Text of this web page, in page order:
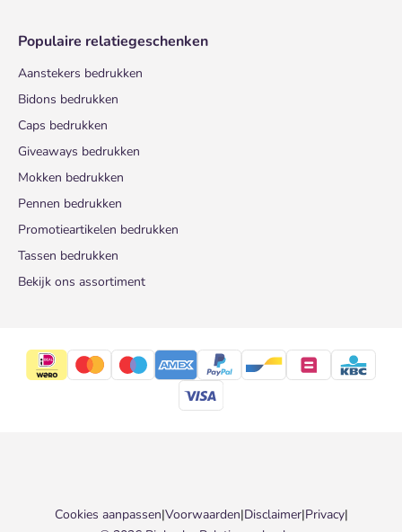
Populaire relatiegeschenken
Aanstekers bedrukken
Bidons bedrukken
Caps bedrukken
Giveaways bedrukken
Mokken bedrukken
Pennen bedrukken
Promotieartikelen bedrukken
Tassen bedrukken
Bekijk ons assortiment
Cookies aanpassen|Voorwaarden|Disclaimer|Privacy|